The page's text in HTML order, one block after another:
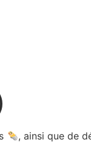
, ainsi que de